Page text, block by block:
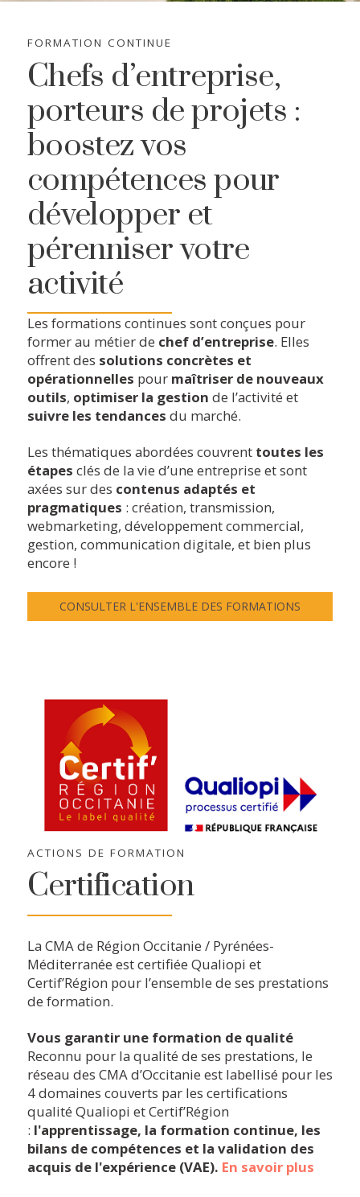
FORMATION CONTINUE
Chefs d’entreprise,
porteurs de projets :
boostez vos
compétences pour
développer et
pérenniser votre
activité
Les formations continues sont conçues pour
former au métier de chef d’entreprise. Elles
offrent des solutions concrètes et
opérationnelles pour maîtriser de nouveaux
outils, optimiser la gestion de l’activité et
suivre les tendances du marché.
Les thématiques abordées couvrenttoutes les
étapes clés de la vie d’une entreprise et sont
axées sur des contenus adaptés et
pragmatiques : création, transmission,
webmarketing, développement commercial,
gestion, communication digitale, et bien plus
encore !
CONSULTER L'ENSEMBLE DES FORMATIONS
ACTIONS DE FORMATION
Certification
La CMA de Région Occitanie / Pyrénées-
Méditerranée est certifiée Qualiopi et
Certif’Région pour l’ensemble de ses prestations
de formation.
Vous garantir une formation de qualité
Reconnu pour la qualité de ses prestations, le
réseau des CMA d’Occitanie est labellisé pour les
4 domaines couverts par les certifications
qualité Qualiopi et Certif’Région
: l'apprentissage, la formation continue, les
bilans de compétences et la validation des
acquis de l'expérience (VAE). En savoir plus